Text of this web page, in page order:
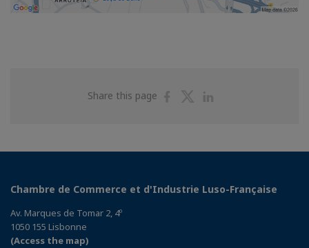
Share this page
ShareShare
Chambre de Commerce et d'Industrie Luso-Française
Av. Marques de Tomar 2, 4º
1050 155 Lisbonne
(Access the map)